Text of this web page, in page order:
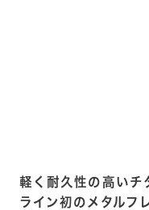
軽く耐久性の高い
ライン初のメタルフ